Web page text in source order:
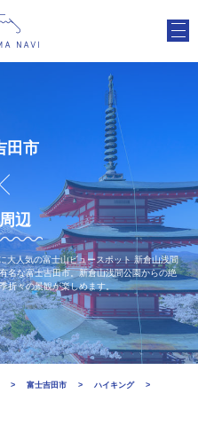
田市
辺
大人気の富士山ビュースポット 新倉山浅間
名な富士吉田市。新倉山浅間公園からの絶
折々の景観が楽しめます。
富士吉田市
ハイキング